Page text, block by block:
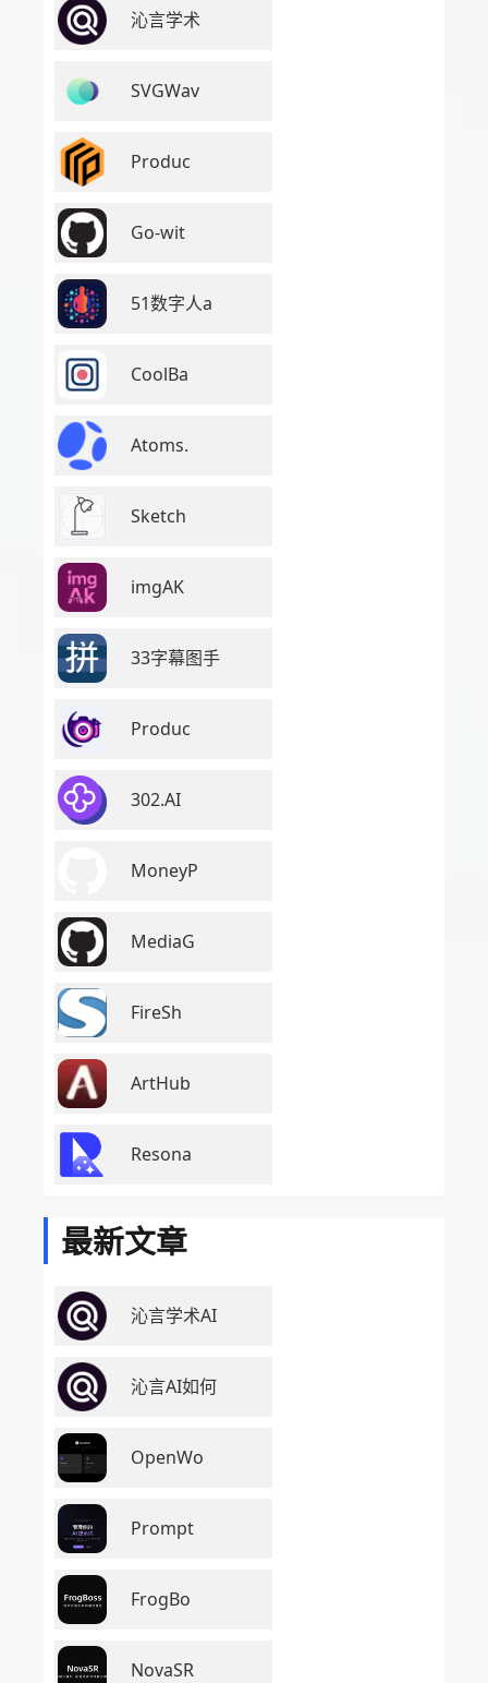
沁言学术
SVGWav
Produc
Go-wit
51数字人a
CoolBa
Atoms.
Sketch
imgAK
33字幕图手
Produc
302.AI
MoneyP
MediaG
FireSh
ArtHub
Resona
最新文章
沁言学术AI
沁言AI如何
OpenWo
Prompt
FrogBo
NovaSR